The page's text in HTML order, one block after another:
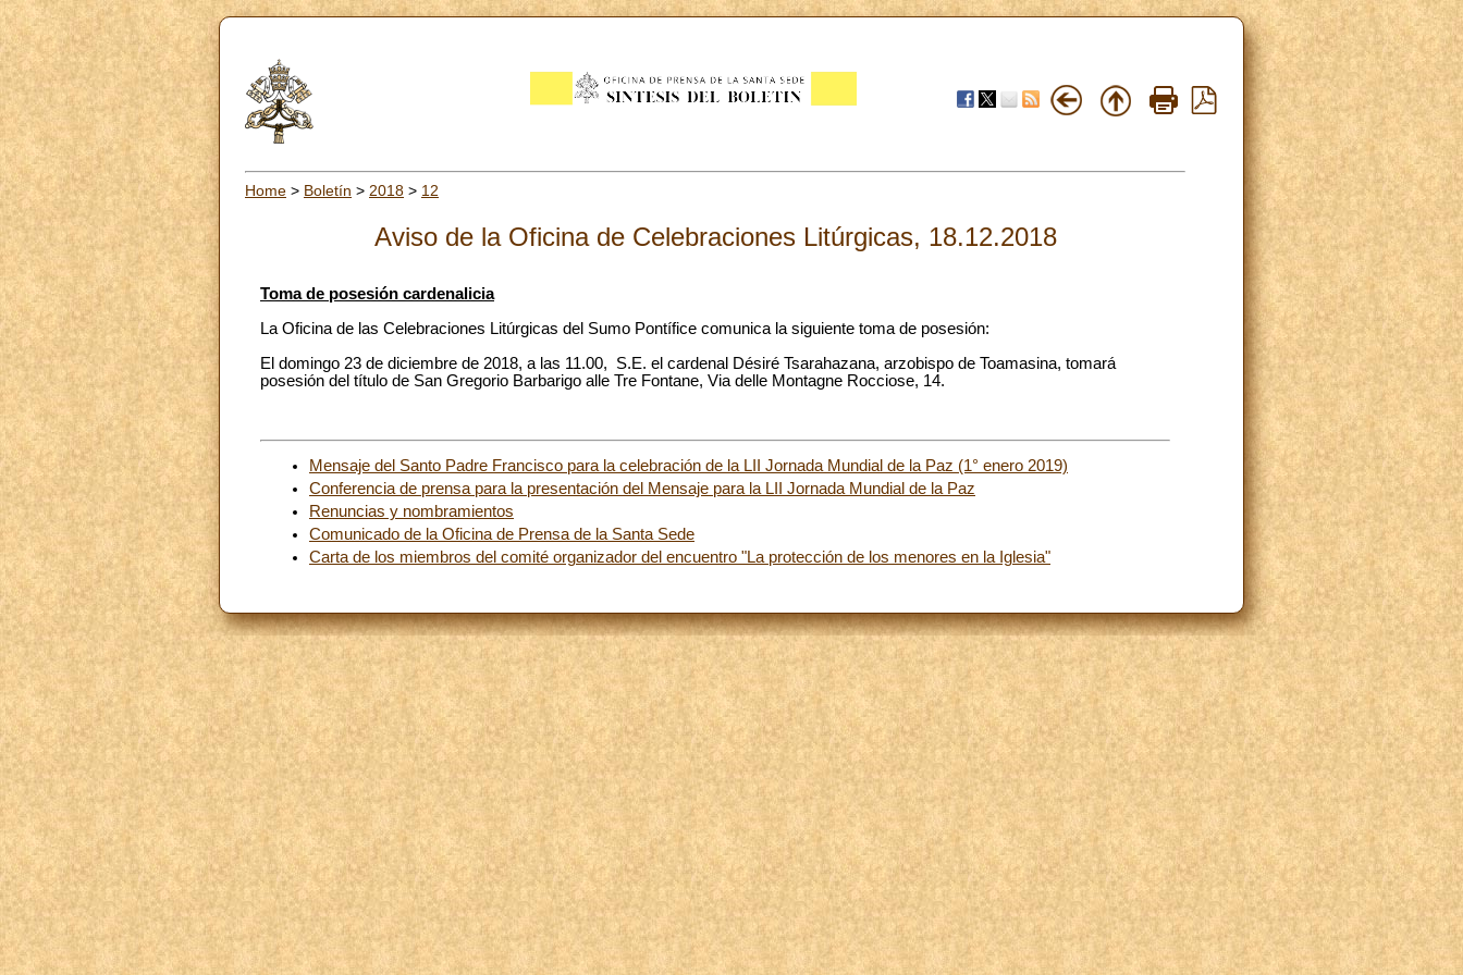
Home > Boletín > 2018 > 12
Aviso de la Oficina de Celebraciones Litúrgicas, 18.12.2018
Toma de posesión cardenalicia
La Oficina de las Celebraciones Litúrgicas del Sumo Pontífice comunica la siguiente toma de posesión:
El domingo 23 de diciembre de 2018, a las 11.00, S.E. el cardenal Désiré Tsarahazana, arzobispo de Toamasina, tomará
posesión del título de San Gregorio Barbarigo alle Tre Fontane, Via delle Montagne Rocciose, 14.
Mensaje del Santo Padre Francisco para la celebración de la LII Jornada Mundial de la Paz (1° enero 2019)
Conferencia de prensa para la presentación del Mensaje para la LII Jornada Mundial de la Paz
Renuncias y nombramientos
Comunicado de la Oficina de Prensa de la Santa Sede
Carta de los miembros del comité organizador del encuentro "La protección de los menores en la Iglesia"